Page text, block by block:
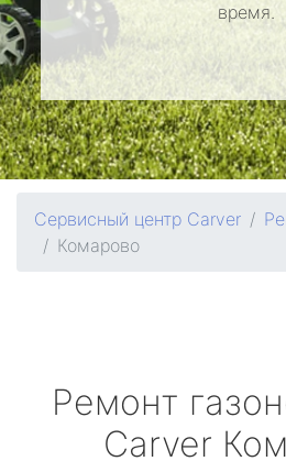
время.
Сервисный центр Carver
Комарово
Ремонт
Carver